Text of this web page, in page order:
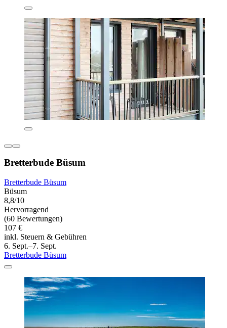
Bretterbude Büsum
Bretterbude Büsum
Büsum
8,8/10
Hervorragend
(60 Bewertungen)
107 €
inkl. Steuern & Gebühren
6. Sept.–7. Sept.
Bretterbude Büsum